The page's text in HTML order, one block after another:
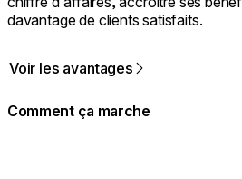
davantage de clients satisfaits.
Voir les avantages
Comment ça marche